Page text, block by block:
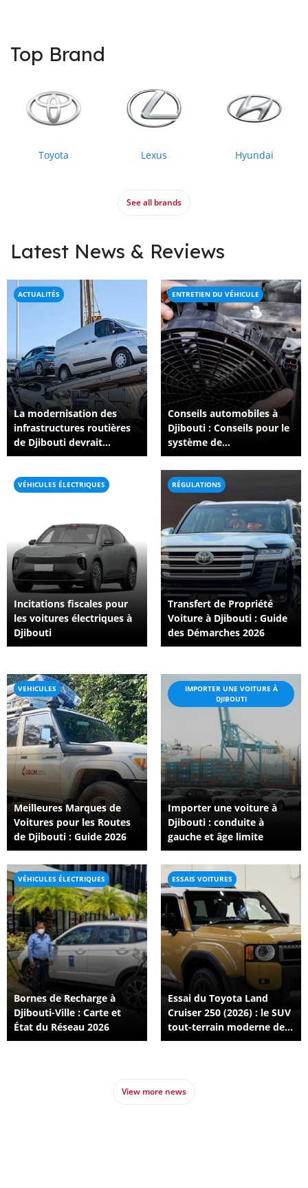
Top Brand
Toyota Lexus Hyundai
See all brands
Latest News & Reviews
ACTUALITÉS
La modernisation des
infrastructures routières
de Djibouti devrait
améliorer le transport de
automobile.
ENTRETIEN DU VÉHICULE
Conseils automobiles à
Djibouti : Conseils pour le
système de
refroidissement de votre
voiture en cas de fortes
chaleurs
VÉHICULES ÉLECTRIQUES
Incitations fiscales pour
les voitures électriques à
Djibouti
RÉGULATIONS
Transfert de Propriété
Voiture à Djibouti : Guide
des Démarches 2026
VEHICULES
Meilleures Marques de
Voitures pour les Routes
de Djibouti : Guide 2026
IMPORTER UNE VOITURE À
DJIBOUTI
Importer une voiture à
Djibouti : conduite à
gauche et âge limite
VÉHICULES ÉLECTRIQUES
Bornes de Recharge à
Djibouti-Ville : Carte et
État du Réseau 2026
ESSAIS VOITURES
Essai du Toyota Land
Cruiser 250 (2026) : le SUV
tout-terrain moderne de
Djibouti
View more news